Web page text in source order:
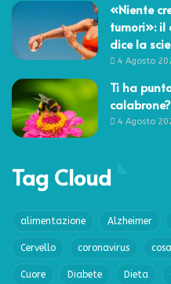
«Niente
tumori»: il
dice la
4 Agosto
Ti ha
4 Agosto
Tag Cloud
alimentazione Alzheimer
Cervello coronavirus
Cuore Diabete Dieta